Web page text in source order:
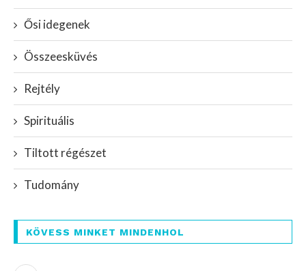
Ősi idegenek
Összeesküvés
Rejtély
Spirituális
Tiltott régészet
Tudomány
KÖVESS MINKET MINDENHOL